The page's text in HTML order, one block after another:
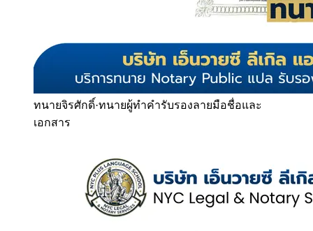
ทนายจิรศักดิ์·ทนายผู้ทำคำรับรองลายมือชื่อและ
เอกสาร